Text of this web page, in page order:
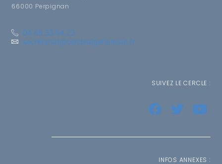
66000 Perpignan
04.68.53.94.23
secretariat@cerclealgerianiste.fr
SUIVEZ LE CERCLE :
INFOS ANNEXES :